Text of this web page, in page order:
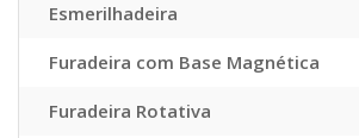
Esmerilhadeira
Furadeira com Base Magnética
Furadeira Rotativa